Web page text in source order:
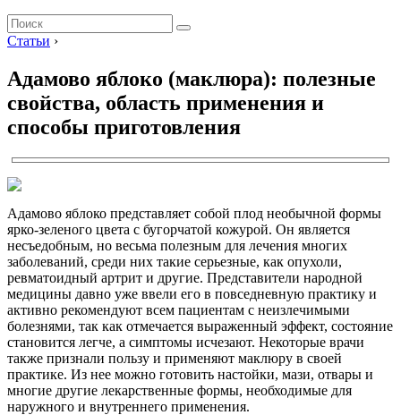
Статьи ›
Адамово яблоко (маклюра): полезные
свойства, область применения и
способы приготовления
Адамово яблоко представляет собой плод необычной формы
ярко-зеленого цвета с бугорчатой кожурой. Он является
несъедобным, но весьма полезным для лечения многих
заболеваний, среди них такие серьезные, как опухоли,
ревматоидный артрит и другие. Представители народной
медицины давно уже ввели его в повседневную практику и
активно рекомендуют всем пациентам с неизлечимыми
болезнями, так как отмечается выраженный эффект, состояние
становится легче, а симптомы исчезают. Некоторые врачи
также признали пользу и применяют маклюру в своей
практике. Из нее можно готовить настойки, мази, отвары и
многие другие лекарственные формы, необходимые для
наружного и внутреннего применения.